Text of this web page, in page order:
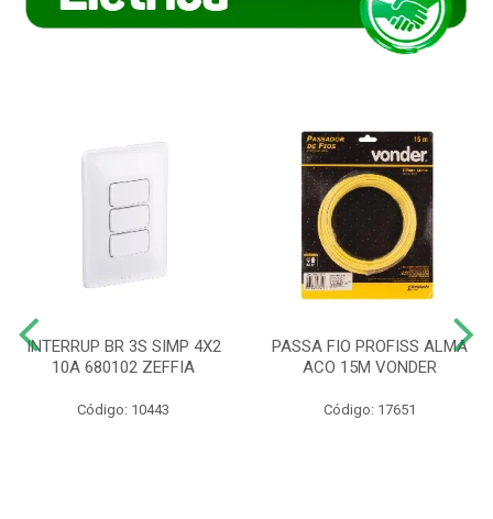
INTERRUP BR 3S SIMP 4X2
10A 680102 ZEFFIA
Código: 10443
PASSA FIO PROFISS ALMA
ACO 15M VONDER
Código: 17651